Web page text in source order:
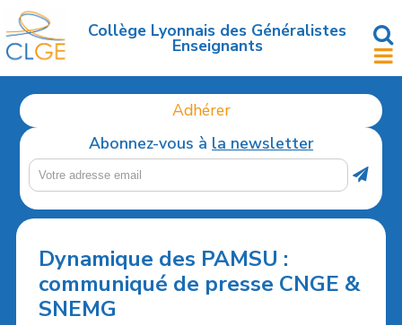
Accéder
au
contenu
Collège Lyonnais des Généralistes
Enseignants
Adhérer
Abonnez-vous à la newsletter
Dynamique des PAMSU :
communiqué de presse CNGE &
SNEMG